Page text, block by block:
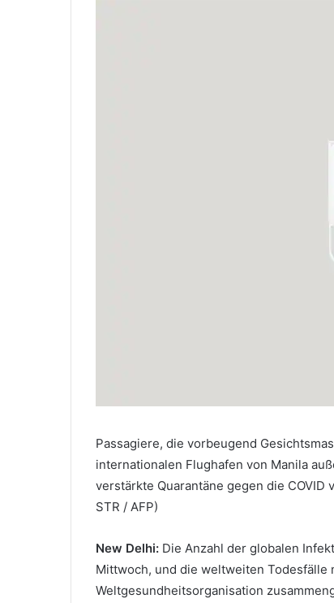
Passagiere, die vorbeugend
internationalen Flughafen von Manila
verstärkte Quarantäne gegen die
STR / AFP)
New Delhi: Die Anzahl der globalen
Mittwoch, und die weltweiten Todesfälle
Weltgesundheitsorganisation